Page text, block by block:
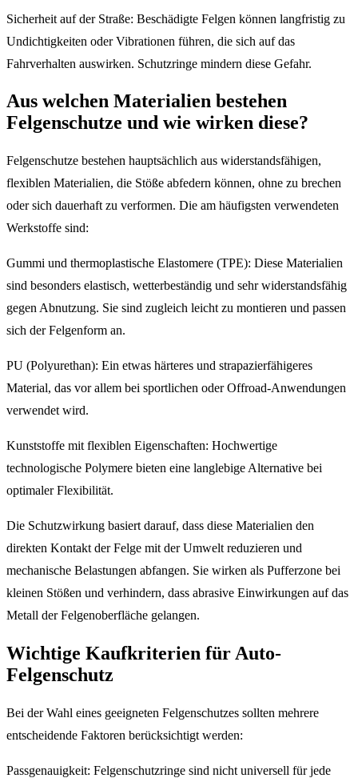
Sicherheit auf der Straße: Beschädigte Felgen können langfristig zu
Undichtigkeiten oder Vibrationen führen, die sich auf das
Fahrverhalten auswirken. Schutzringe mindern diese Gefahr.
Aus welchen Materialien bestehen
Felgenschutze und wie wirken diese?
Felgenschutze bestehen hauptsächlich aus widerstandsfähigen,
flexiblen Materialien, die Stöße abfedern können, ohne zu brechen
oder sich dauerhaft zu verformen. Die am häufigsten verwendeten
Werkstoffe sind:
Gummi und thermoplastische Elastomere (TPE): Diese Materialien
sind besonders elastisch, wetterbeständig und sehr widerstandsfähig
gegen Abnutzung. Sie sind zugleich leicht zu montieren und passen
sich der Felgenform an.
PU (Polyurethan): Ein etwas härteres und strapazierfähigeres
Material, das vor allem bei sportlichen oder Offroad-Anwendungen
verwendet wird.
Kunststoffe mit flexiblen Eigenschaften: Hochwertige
technologische Polymere bieten eine langlebige Alternative bei
optimaler Flexibilität.
Die Schutzwirkung basiert darauf, dass diese Materialien den
direkten Kontakt der Felge mit der Umwelt reduzieren und
mechanische Belastungen abfangen. Sie wirken als Pufferzone bei
kleinen Stößen und verhindern, dass abrasive Einwirkungen auf das
Metall der Felgenoberfläche gelangen.
Wichtige Kaufkriterien für Auto-
Felgenschutz
Bei der Wahl eines geeigneten Felgenschutzes sollten mehrere
entscheidende Faktoren berücksichtigt werden:
Passgenauigkeit: Felgenschutzringe sind nicht universell für jede